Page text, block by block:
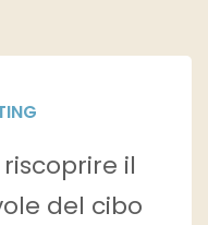
il
del cibo